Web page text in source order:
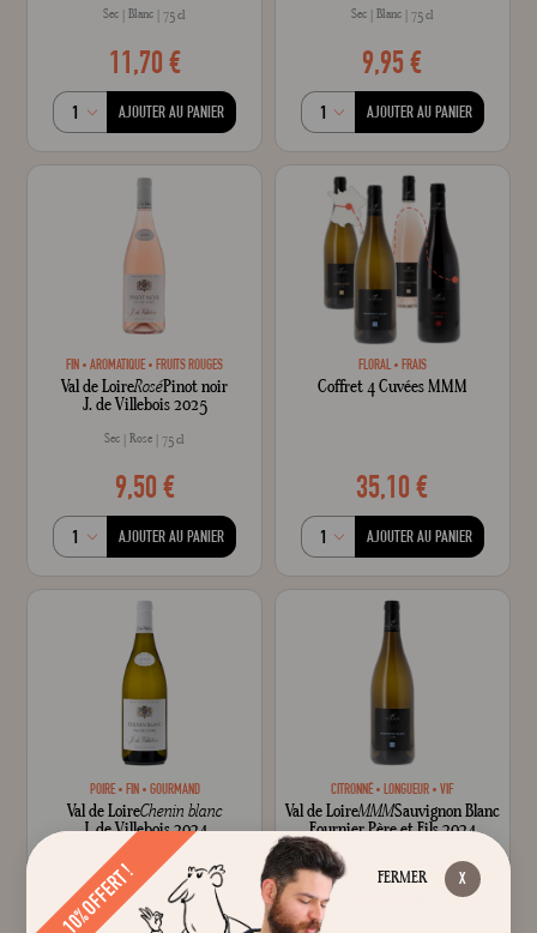
Sec Blanc 75 cl
11,70 €
AJOUTER AU PANIER
Sec Blanc 75 cl
9,95 €
AJOUTER AU PANIER
FIN AROMATIQUE FRUITS ROUGES
Val de LoireRoséPinot noir
J. de Villebois 2025
Sec Rose 75 cl
9,50 €
AJOUTER AU PANIER
FLORAL FRAIS
Coffret 4 Cuvées MMM
35,10 €
AJOUTER AU PANIER
POIRE FIN GOURMAND
Val de LoireChenin blanc
J. de Villebois 2024
Sec 75 cl
CITRONNÉ LONGUEUR VIF
Val de LoireMMMSauvignon Blanc
Fournier Père et Fils 2024
FERMER
10% OFFERT !